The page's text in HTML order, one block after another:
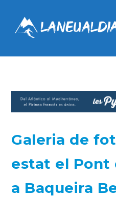
Galeria de
estat el Pont
a Baqueira